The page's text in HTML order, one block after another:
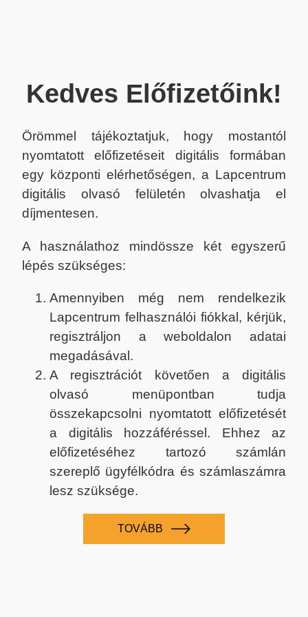
Kedves Előfizetőink!
Örömmel tájékoztatjuk, hogy mostantól
nyomtatott előfizetéseit digitális formában
egy központi elérhetőségen, a Lapcentrum
digitális olvasó felületén olvashatja el
díjmentesen.
A használathoz mindössze két egyszerű
lépés szükséges:
Amennyiben még nem rendelkezik
Lapcentrum felhasználói fiókkal, kérjük,
regisztráljon a weboldalon adatai
megadásával.
A regisztrációt követően a digitális
olvasó menüpontban tudja
összekapcsolni nyomtatott előfizetését
a digitális hozzáféréssel. Ehhez az
előfizetéséhez tartozó számlán
szereplő ügyfélkódra és számlaszámra
lesz szüksége.
TOVÁBB